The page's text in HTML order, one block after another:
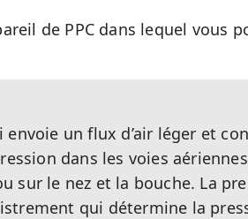
de PPC dans lequel vous
envoie un flux d’air léger et
dans les voies
sur le nez et la bouche. La
qui détermine la